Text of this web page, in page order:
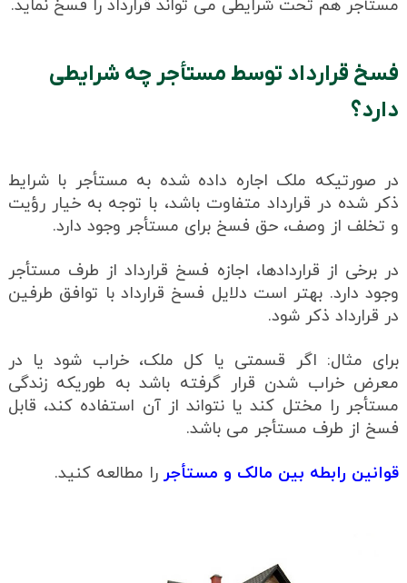
مستأجر هم تحت شرایطی می تواند قرارداد را فسخ نماید.
فسخ قرارداد توسط مستأجر چه شرایطی
دارد؟
در صورتیکه ملک اجاره داده شده به مستأجر با شرایط
ذکر شده در قرارداد متفاوت باشد، با توجه به خیار رؤیت
و تخلف از وصف، حق فسخ برای مستأجر وجود دارد.
در برخی از قراردادها، اجازه فسخ قرارداد از طرف مستأجر
وجود دارد. بهتر است دلایل فسخ قرارداد با توافق طرفین
در قرارداد ذکر شود.
برای مثال: اگر قسمتی یا کل ملک، خراب شود یا در
معرض خراب شدن قرار گرفته باشد به طوریکه زندگی
مستأجر را مختل کند یا نتواند از آن استفاده کند، قابل
فسخ از طرف مستأجر می باشد.
قوانین رابطه بین مالک و مستأجررا مطالعه کنید.